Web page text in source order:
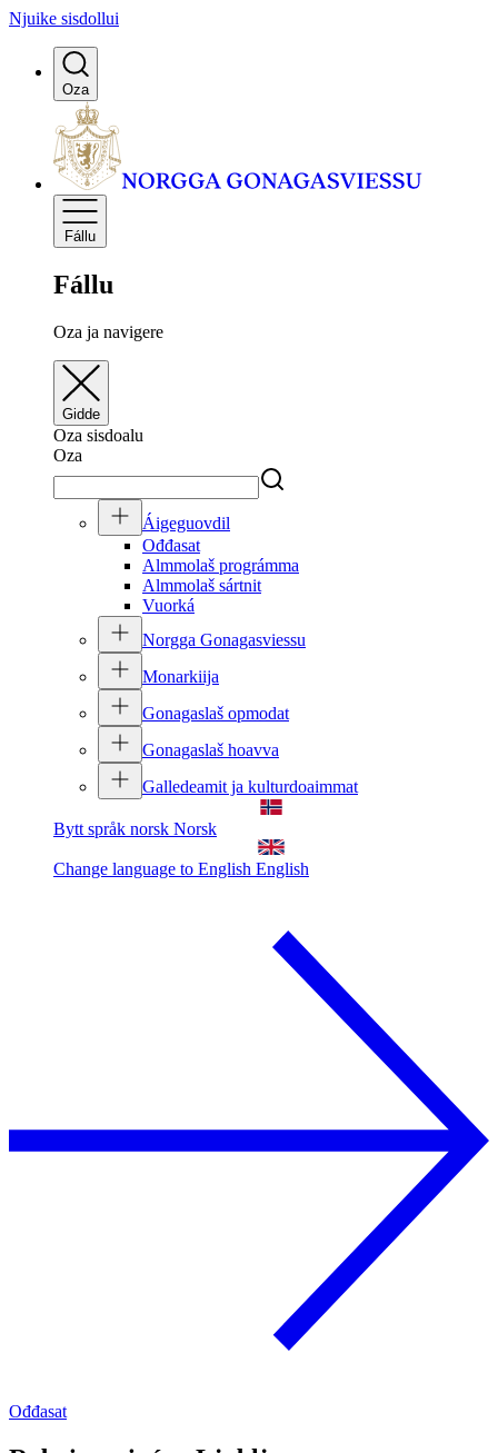
Njuike sisdollui
Oza
Fállu
Fállu
Oza ja navigere
Gidde
Oza sisdoalu
Oza
Áigeguovdil
Ođđasat
Almmolaš prográmma
Almmolaš sártnit
Vuorká
Norgga Gonagasviessu
Monarkiija
Gonagaslaš opmodat
Gonagaslaš hoavva
Galledeamit ja kulturdoaimmat
Bytt språk norsk Norsk
Change language to English English
Ođđasat